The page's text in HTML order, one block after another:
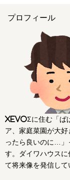
プロフィール
xevoΣに住む「ぱ
ア、家庭菜園が大
ったら良いのに…」
す。ダイワハウス
て将来像を発信して